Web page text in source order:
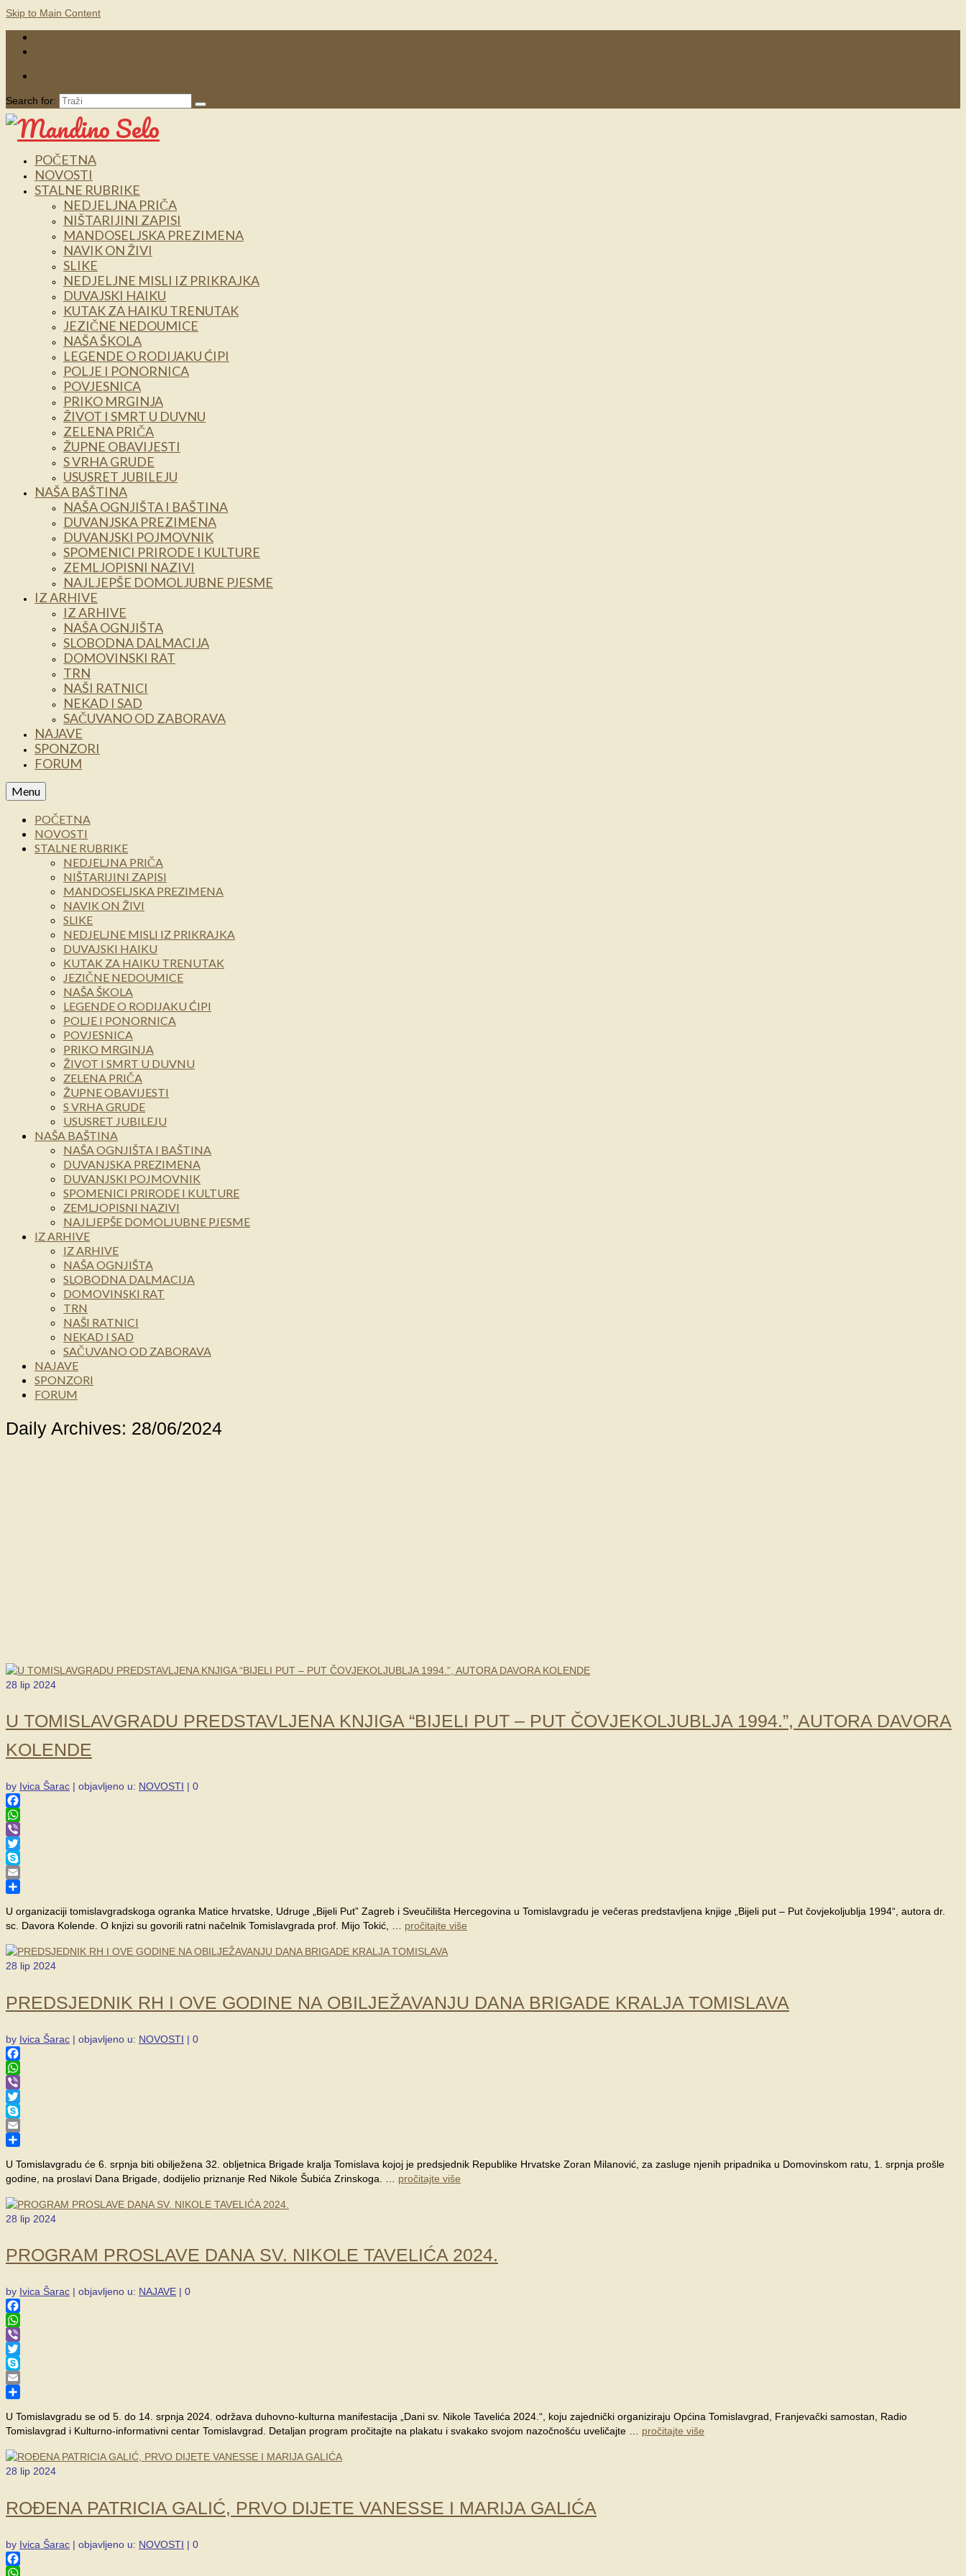
Skip to Main Content
Search for:
POČETNA
NOVOSTI
STALNE RUBRIKE
NEDJELJNA PRIČA
NIŠTARIJINI ZAPISI
MANDOSELJSKA PREZIMENA
NAVIK ON ŽIVI
SLIKE
NEDJELJNE MISLI IZ PRIKRAJKA
DUVAJSKI HAIKU
KUTAK ZA HAIKU TRENUTAK
JEZIČNE NEDOUMICE
NAŠA ŠKOLA
LEGENDE O RODIJAKU ĆIPI
POLJE I PONORNICA
POVJESNICA
PRIKO MRGINJA
ŽIVOT I SMRT U DUVNU
ZELENA PRIČA
ŽUPNE OBAVIJESTI
S VRHA GRUDE
USUSRET JUBILEJU
NAŠA BAŠTINA
NAŠA OGNJIŠTA I BAŠTINA
DUVANJSKA PREZIMENA
DUVANJSKI POJMOVNIK
SPOMENICI PRIRODE I KULTURE
ZEMLJOPISNI NAZIVI
NAJLJEPŠE DOMOLJUBNE PJESME
IZ ARHIVE
IZ ARHIVE
NAŠA OGNJIŠTA
SLOBODNA DALMACIJA
DOMOVINSKI RAT
TRN
NAŠI RATNICI
NEKAD I SAD
SAČUVANO OD ZABORAVA
NAJAVE
SPONZORI
FORUM
Menu
POČETNA
NOVOSTI
STALNE RUBRIKE
NEDJELJNA PRIČA
NIŠTARIJINI ZAPISI
MANDOSELJSKA PREZIMENA
NAVIK ON ŽIVI
SLIKE
NEDJELJNE MISLI IZ PRIKRAJKA
DUVAJSKI HAIKU
KUTAK ZA HAIKU TRENUTAK
JEZIČNE NEDOUMICE
NAŠA ŠKOLA
LEGENDE O RODIJAKU ĆIPI
POLJE I PONORNICA
POVJESNICA
PRIKO MRGINJA
ŽIVOT I SMRT U DUVNU
ZELENA PRIČA
ŽUPNE OBAVIJESTI
S VRHA GRUDE
USUSRET JUBILEJU
NAŠA BAŠTINA
NAŠA OGNJIŠTA I BAŠTINA
DUVANJSKA PREZIMENA
DUVANJSKI POJMOVNIK
SPOMENICI PRIRODE I KULTURE
ZEMLJOPISNI NAZIVI
NAJLJEPŠE DOMOLJUBNE PJESME
IZ ARHIVE
IZ ARHIVE
NAŠA OGNJIŠTA
SLOBODNA DALMACIJA
DOMOVINSKI RAT
TRN
NAŠI RATNICI
NEKAD I SAD
SAČUVANO OD ZABORAVA
NAJAVE
SPONZORI
FORUM
Daily Archives: 28/06/2024
28 lip 2024
U TOMISLAVGRADU PREDSTAVLJENA KNJIGA “BIJELI PUT – PUT ČOVJEKOLJUBLJA 1994.”, AUTORA DAVORA
KOLENDE
by Ivica Šarac | objavljeno u: NOVOSTI | 0
Facebook
WhatsApp
Viber
Twitter
Skype
Email
U organizaciji tomislavgradskoga ogranka Matice hrvatske, Udruge „Bijeli Put” Zagreb i Sveučilišta Hercegovina u Tomislavgradu je večeras predstavljena knjige „Bijeli put – Put čovjekoljublja 1994“, autora dr.
sc. Davora Kolende. O knjizi su govorili ratni načelnik Tomislavgrada prof. Mijo Tokić, … pročitajte više
28 lip 2024
PREDSJEDNIK RH I OVE GODINE NA OBILJEŽAVANJU DANA BRIGADE KRALJA TOMISLAVA
by Ivica Šarac | objavljeno u: NOVOSTI | 0
Facebook
WhatsApp
Viber
Twitter
Skype
Email
U Tomislavgradu će 6. srpnja biti obilježena 32. obljetnica Brigade kralja Tomislava kojoj je predsjednik Republike Hrvatske Zoran Milanović, za zasluge njenih pripadnika u Domovinskom ratu, 1. srpnja prošle
godine, na proslavi Dana Brigade, dodijelio priznanje Red Nikole Šubića Zrinskoga. … pročitajte više
28 lip 2024
PROGRAM PROSLAVE DANA SV. NIKOLE TAVELIĆA 2024.
by Ivica Šarac | objavljeno u: NAJAVE | 0
Facebook
WhatsApp
Viber
Twitter
Skype
Email
U Tomislavgradu se od 5. do 14. srpnja 2024. održava duhovno-kulturna manifestacija „Dani sv. Nikole Tavelića 2024.“, koju zajednički organiziraju Općina Tomislavgrad, Franjevački samostan, Radio
Tomislavgrad i Kulturno-informativni centar Tomislavgrad. Detaljan program pročitajte na plakatu i svakako svojom nazočnošću uveličajte … pročitajte više
28 lip 2024
ROĐENA PATRICIA GALIĆ, PRVO DIJETE VANESSE I MARIJA GALIĆA
by Ivica Šarac | objavljeno u: NOVOSTI | 0
Facebook